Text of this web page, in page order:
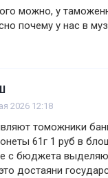
можно, у
почему у нас в
2026 12:18
томожники
61г 1 руб в
с бюджета
достаяни